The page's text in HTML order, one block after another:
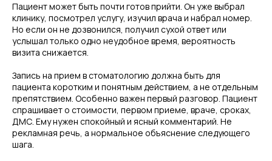
Пациент может быть почти готов прийти. Он уже выбрал
клинику, посмотрел услугу, изучил врача и набрал номер.
Но если он не дозвонился, получил сухой ответ или
услышал только одно неудобное время, вероятность
визита снижается.
Запись на прием в стоматологию должна быть для
пациента коротким и понятным действием, а не отдельным
препятствием. Особенно важен первый разговор. Пациент
спрашивает о стоимости, первом приеме, враче, сроках,
ДМС. Ему нужен спокойный и ясный комментарий. Не
рекламная речь, а нормальное объяснение следующего
шага.